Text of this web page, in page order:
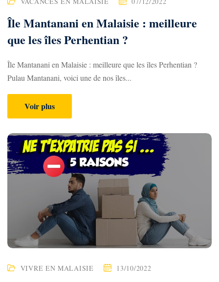
t
é
e
t
n
o
t
r
e
o
t
i
Île Mantanani en Malaisie : meilleure
que les îles Perhentian ?
Île Mantanani en Malaisie : meilleure que les îles Perhentian ?
Pulau Mantanani, voici une de nos îles...
Voir plus
VIVRE EN MALAISIE 13/10/2022